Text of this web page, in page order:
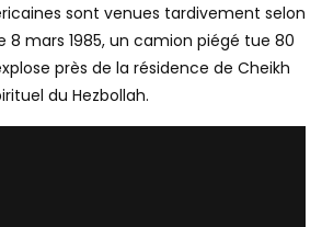
sont venues tardivement selon
8 mars 1985, un camion piégé tue 80
près de la résidence de Cheikh
du Hezbollah.